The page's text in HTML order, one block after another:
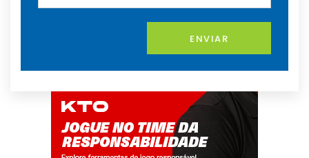
ENVIAR